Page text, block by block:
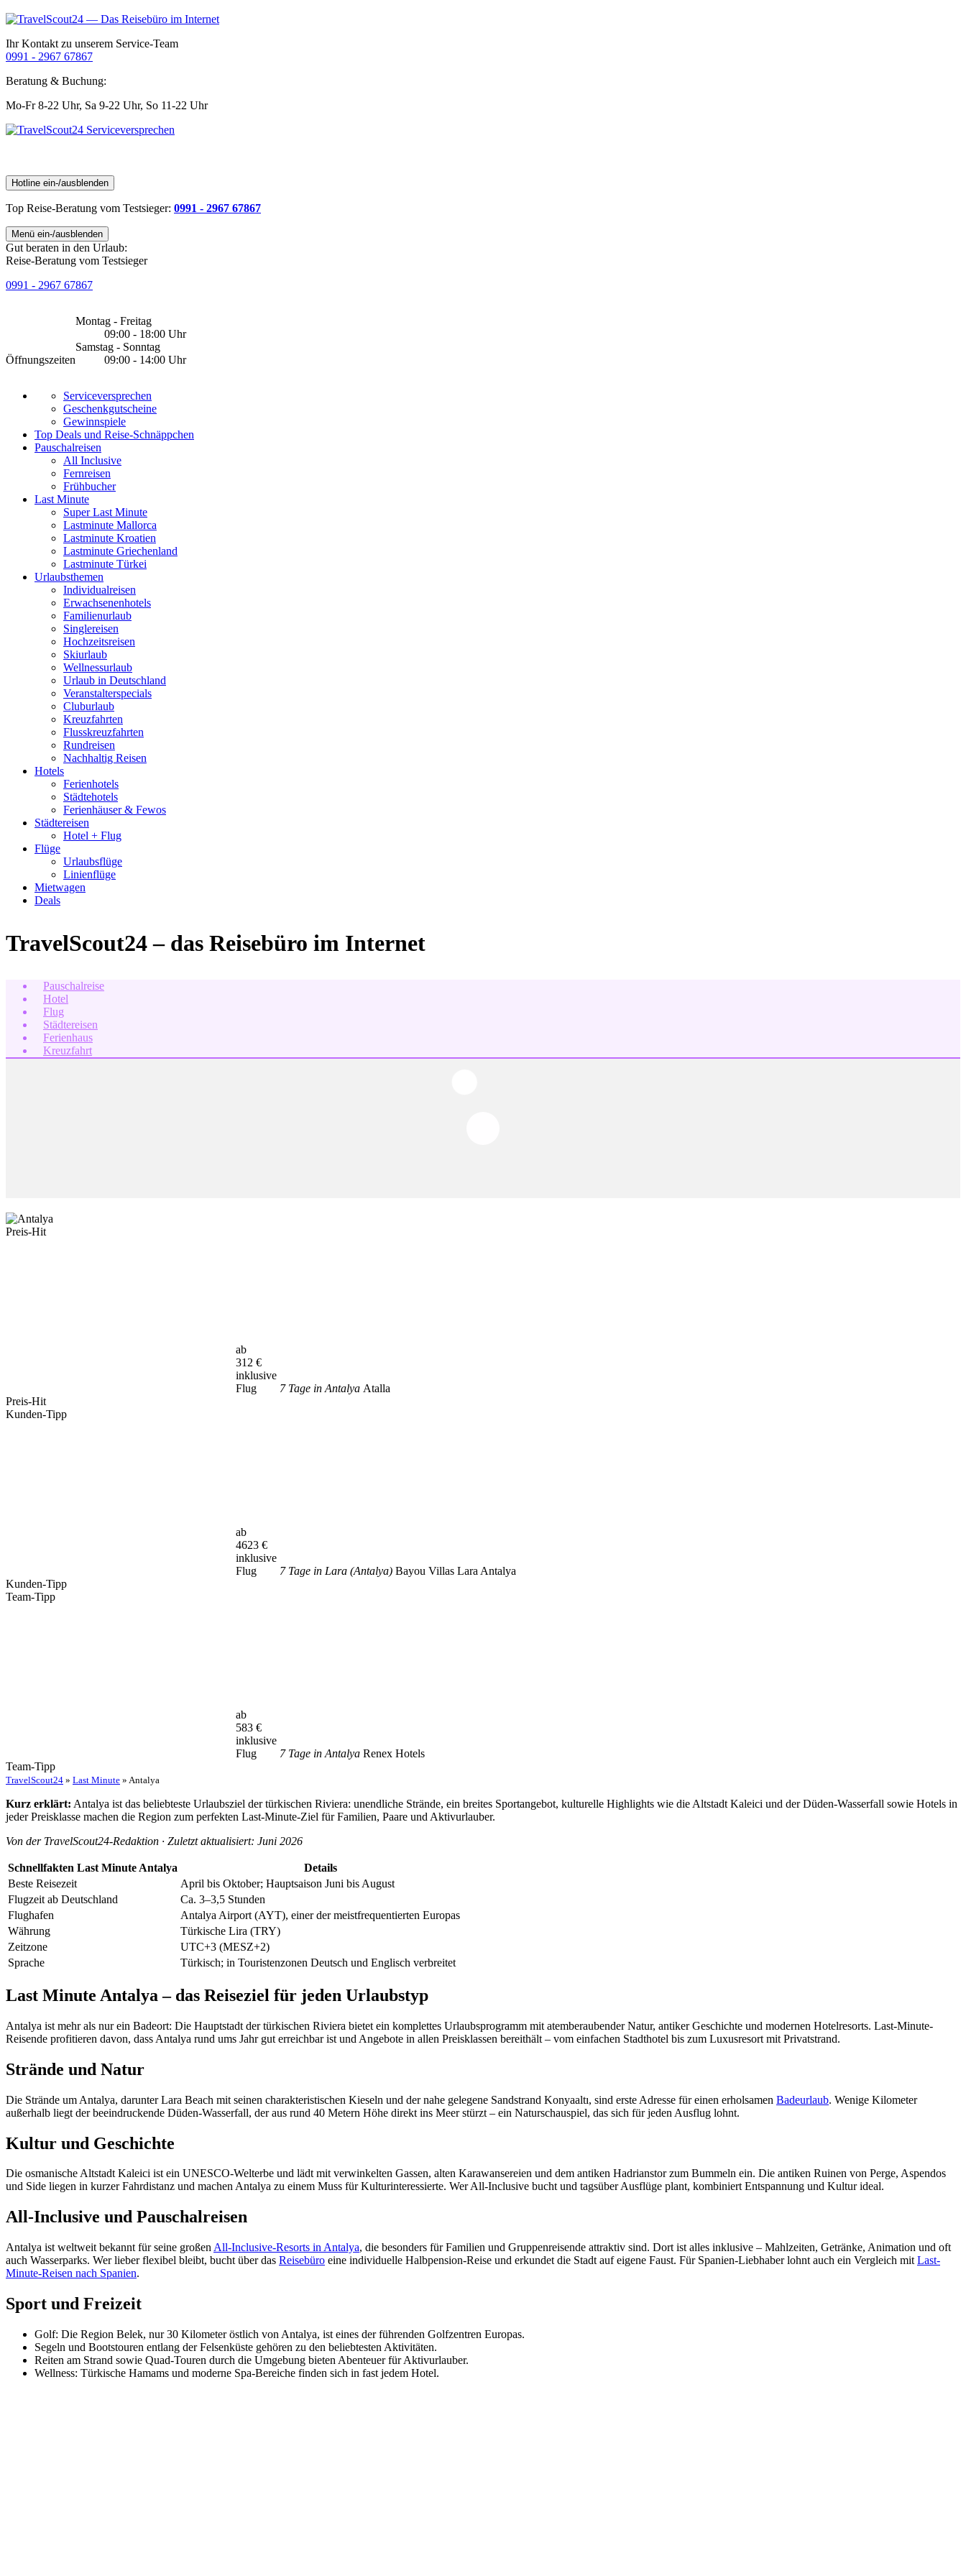
Ihr Kontakt zu unserem Service-Team
0991 - 2967 67867
Beratung & Buchung:
Mo-Fr 8-22 Uhr, Sa 9-22 Uhr, So 11-22 Uhr
Hotline ein-/ausblenden
Top Reise-Beratung vom Testsieger: 0991 - 2967 67867
Menü ein-/ausblenden
Gut beraten in den Urlaub:
Reise-Beratung vom Testsieger
0991 - 2967 67867
Öffnungszeiten
Montag - Freitag
09:00 - 18:00 Uhr
Samstag - Sonntag
09:00 - 14:00 Uhr
Serviceversprechen
Geschenkgutscheine
Gewinnspiele
Top Deals und Reise-Schnäppchen
Pauschalreisen
All Inclusive
Fernreisen
Frühbucher
Last Minute
Super Last Minute
Lastminute Mallorca
Lastminute Kroatien
Lastminute Griechenland
Lastminute Türkei
Urlaubsthemen
Individualreisen
Erwachsenenhotels
Familienurlaub
Singlereisen
Hochzeitsreisen
Skiurlaub
Wellnessurlaub
Urlaub in Deutschland
Veranstalterspecials
Cluburlaub
Kreuzfahrten
Flusskreuzfahrten
Rundreisen
Nachhaltig Reisen
Hotels
Ferienhotels
Städtehotels
Ferienhäuser & Fewos
Städtereisen
Hotel + Flug
Flüge
Urlaubsflüge
Linienflüge
Mietwagen
Deals
TravelScout24 – das Reisebüro im Internet
Pauschalreise
Hotel
Flug
Städtereisen
Ferienhaus
Kreuzfahrt
Preis-Hit
ab
312 €
inklusive
Flug
7 Tage in Antalya Atalla
Preis-Hit
Kunden-Tipp
ab
4623 €
inklusive
Flug
7 Tage in Lara (Antalya) Bayou Villas Lara Antalya
Kunden-Tipp
Team-Tipp
ab
583 €
inklusive
Flug
7 Tage in Antalya Renex Hotels
Team-Tipp
TravelScout24 » Last Minute » Antalya
Kurz erklärt: Antalya ist das beliebteste Urlaubsziel der türkischen Riviera: unendliche Strände, ein breites Sportangebot, kulturelle Highlights wie die Altstadt Kaleici und der Düden-Wasserfall sowie Hotels in
jeder Preisklasse machen die Region zum perfekten Last-Minute-Ziel für Familien, Paare und Aktivurlauber.
Von der TravelScout24-Redaktion · Zuletzt aktualisiert: Juni 2026
Schnellfakten Last Minute Antalya
Details
Beste Reisezeit
April bis Oktober; Hauptsaison Juni bis August
Flugzeit ab Deutschland
Ca. 3–3,5 Stunden
Flughafen
Antalya Airport (AYT), einer der meistfrequentierten Europas
Währung
Türkische Lira (TRY)
Zeitzone
UTC+3 (MESZ+2)
Sprache
Türkisch; in Touristenzonen Deutsch und Englisch verbreitet
Last Minute Antalya – das Reiseziel für jeden Urlaubstyp
Antalya ist mehr als nur ein Badeort: Die Hauptstadt der türkischen Riviera bietet ein komplettes Urlaubsprogramm mit atemberaubender Natur, antiker Geschichte und modernen Hotelresorts. Last-Minute-
Reisende profitieren davon, dass Antalya rund ums Jahr gut erreichbar ist und Angebote in allen Preisklassen bereithält – vom einfachen Stadthotel bis zum Luxusresort mit Privatstrand.
Strände und Natur
Die Strände um Antalya, darunter Lara Beach mit seinen charakteristischen Kieseln und der nahe gelegene Sandstrand Konyaaltı, sind erste Adresse für einen erholsamen Badeurlaub. Wenige Kilometer
außerhalb liegt der beeindruckende Düden-Wasserfall, der aus rund 40 Metern Höhe direkt ins Meer stürzt – ein Naturschauspiel, das sich für jeden Ausflug lohnt.
Kultur und Geschichte
Die osmanische Altstadt Kaleici ist ein UNESCO-Welterbe und lädt mit verwinkelten Gassen, alten Karawansereien und dem antiken Hadrianstor zum Bummeln ein. Die antiken Ruinen von Perge, Aspendos
und Side liegen in kurzer Fahrdistanz und machen Antalya zu einem Muss für Kulturinteressierte. Wer All-Inclusive bucht und tagsüber Ausflüge plant, kombiniert Entspannung und Kultur ideal.
All-Inclusive und Pauschalreisen
Antalya ist weltweit bekannt für seine großen All-Inclusive-Resorts in Antalya, die besonders für Familien und Gruppenreisende attraktiv sind. Dort ist alles inklusive – Mahlzeiten, Getränke, Animation und oft
auch Wasserparks. Wer lieber flexibel bleibt, bucht über das Reisebüro eine individuelle Halbpension-Reise und erkundet die Stadt auf eigene Faust. Für Spanien-Liebhaber lohnt auch ein Vergleich mit Last-
Minute-Reisen nach Spanien.
Sport und Freizeit
Golf: Die Region Belek, nur 30 Kilometer östlich von Antalya, ist eines der führenden Golfzentren Europas.
Segeln und Bootstouren entlang der Felsenküste gehören zu den beliebtesten Aktivitäten.
Reiten am Strand sowie Quad-Touren durch die Umgebung bieten Abenteuer für Aktivurlauber.
Wellness: Türkische Hamams und moderne Spa-Bereiche finden sich in fast jedem Hotel.